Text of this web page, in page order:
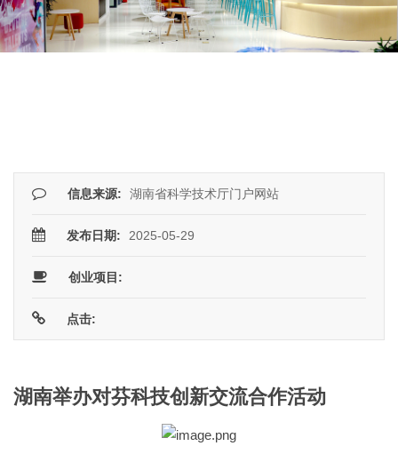
信息来源: 湖南省科学技术厅门户网站
发布日期: 2025-05-29
创业项目:
点击:
湖南举办对芬科技创新交流合作活动